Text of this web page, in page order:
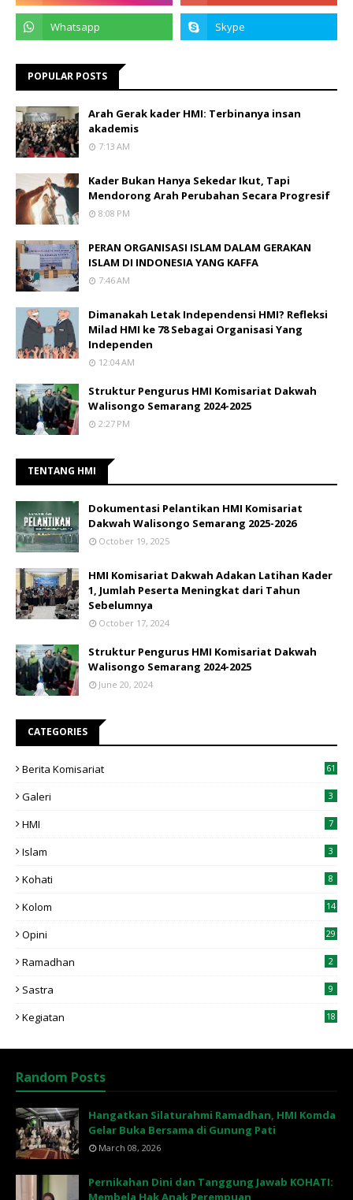
POPULAR POSTS
Arah Gerak kader HMI: Terbinanya insan
akademis
7:13 AM
Kader Bukan Hanya Sekedar Ikut, Tapi
Mendorong Arah Perubahan Secara Progresif
8:08 PM
PERAN ORGANISASI ISLAM DALAM GERAKAN
ISLAM DI INDONESIA YANG KAFFA
7:46 AM
Dimanakah Letak Independensi HMI? Refleksi
Milad HMI ke 78 Sebagai Organisasi Yang
Independen
12:04 AM
Struktur Pengurus HMI Komisariat Dakwah
Walisongo Semarang 2024-2025
2:27 PM
TENTANG HMI
Dokumentasi Pelantikan HMI Komisariat
Dakwah Walisongo Semarang 2025-2026
October 19, 2025
HMI Komisariat Dakwah Adakan Latihan Kader
1, Jumlah Peserta Meningkat dari Tahun
Sebelumnya
October 17, 2024
Struktur Pengurus HMI Komisariat Dakwah
Walisongo Semarang 2024-2025
June 20, 2024
CATEGORIES
Berita Komisariat 61
Galeri 3
HMI 7
Islam 3
Kohati 8
Kolom 14
Opini 29
Ramadhan 2
Sastra 9
Kegiatan 18
Random Posts
Hangatkan Silaturahmi Ramadhan, HMI Komda
Gelar Buka Bersama di Gunung Pati
March 08, 2026
Pernikahan Dini dan Tanggung Jawab KOHATI: